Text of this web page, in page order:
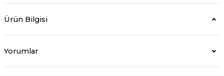
Ürün Bilgisi
Yorumlar